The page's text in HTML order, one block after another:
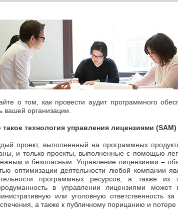
о том, как провести аудит программного
вашей организации.
такое технология управления лицензиями (SAM)
проект, выполненный на программных
и только проекты, выполненные с помощью
и безопасным. Управление лицензиями –
оптимизации деятельности любой компании
программных ресурсов, а также их
в управлении лицензиями
или уголовную ответственность
а также к публичному порицанию и потере